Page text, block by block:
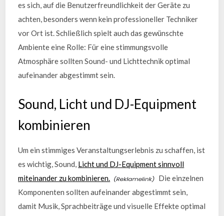
es sich, auf die Benutzerfreundlichkeit der Geräte zu
achten, besonders wenn kein professioneller Techniker
vor Ort ist. Schließlich spielt auch das gewünschte
Ambiente eine Rolle: Für eine stimmungsvolle
Atmosphäre sollten Sound- und Lichttechnik optimal
aufeinander abgestimmt sein.
Sound, Licht und DJ-Equipment
kombinieren
Um ein stimmiges Veranstaltungserlebnis zu schaffen, ist
es wichtig, Sound, Licht und DJ-Equipment sinnvoll
miteinander zu kombinieren.
Die einzelnen
Komponenten sollten aufeinander abgestimmt sein,
damit Musik, Sprachbeiträge und visuelle Effekte optimal